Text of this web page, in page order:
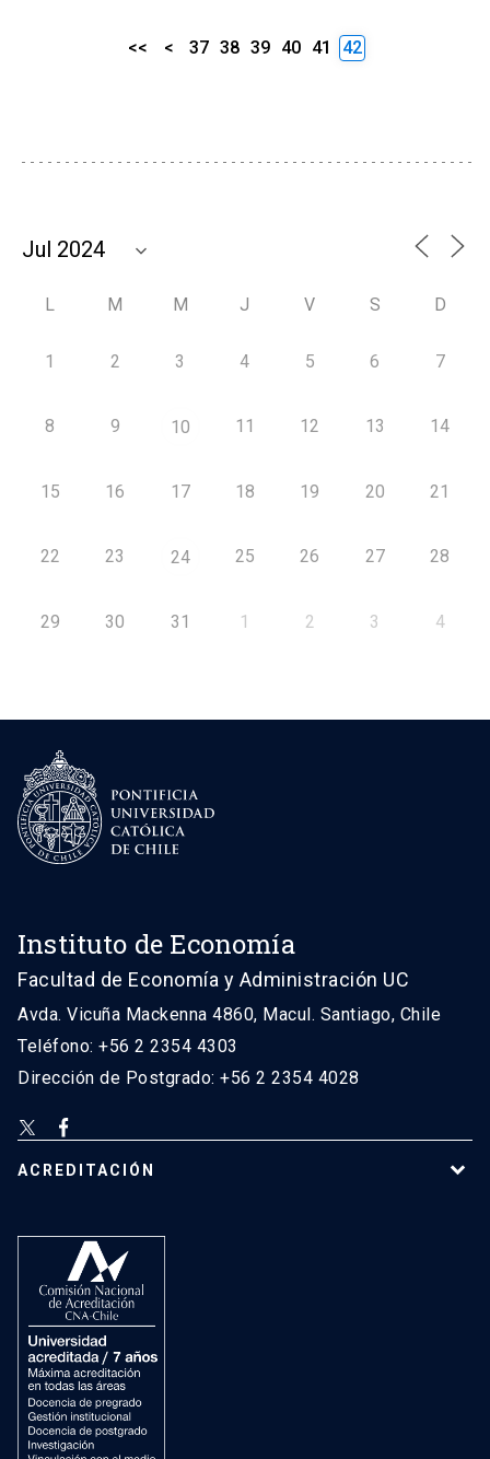
<< < 37 38 39 40 41 42
L M M J V S D
1 2 3 4 5 6 7
8 9 10 11 12 13 14
15 16 17 18 19 20 21
22 23 24 25 26 27 28
29 30 31 1 2 3 4
Instituto de Economía
Facultad de Economía y Administración UC
Avda. Vicuña Mackenna 4860, Macul. Santiago, Chile
Teléfono: +56 2 2354 4303
Dirección de Postgrado: +56 2 2354 4028
ACREDITACIÓN